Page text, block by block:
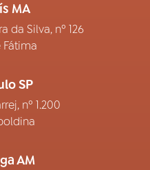
MA
da Silva, nº 126
Fátima
SP
nº 1.200
AM